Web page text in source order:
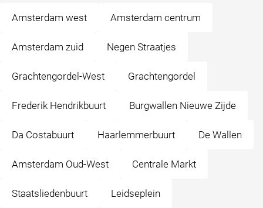
Amsterdam west Amsterdam centrum
Amsterdam zuid Negen Straatjes
Grachtengordel-West Grachtengordel
Frederik Hendrikbuurt Burgwallen Nieuwe Zijde
Da Costabuurt Haarlemmerbuurt De Wallen
Amsterdam Oud-West Centrale Markt
Staatsliedenbuurt Leidseplein